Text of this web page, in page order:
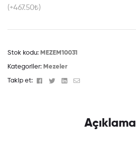
(+467.50₺)
Stok kodu: MEZEM10031
Kategoriler: Mezeler
Takip et: Facebook
TwitterLinkedin
Email
Açıklama